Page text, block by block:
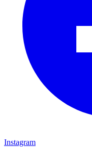
Instagram